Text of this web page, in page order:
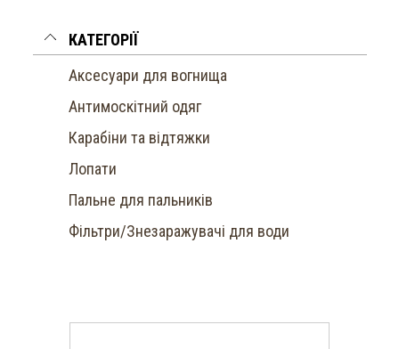
КАТЕГОРІЇ
Аксесуари для вогнища
Антимоскітний одяг
Карабіни та відтяжки
Лопати
Пальне для пальників
Фільтри/Знезаражувачі для води